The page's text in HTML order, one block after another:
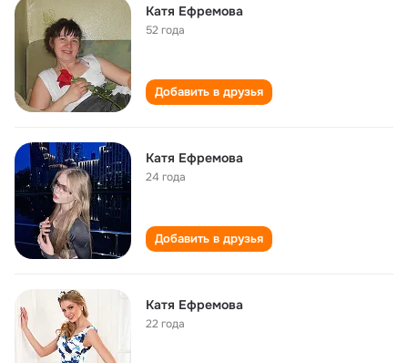
Катя Ефремова
52 года
Добавить в друзья
Катя Ефремова
24 года
Добавить в друзья
Катя Ефремова
22 года